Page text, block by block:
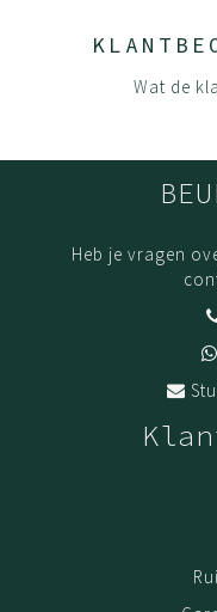
Wat de
Heb je vragen